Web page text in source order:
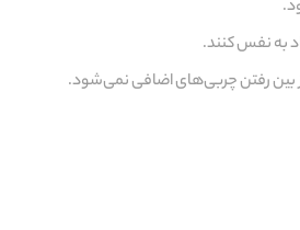
به نفس کنند.
بین رفتن چربی‌های اضافی نمی‌شود.